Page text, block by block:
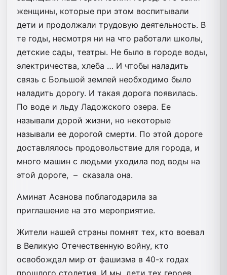
женщины, которые при этом воспитывали
дети и продолжали трудовую деятельность. В
те годы, несмотря ни на что работали школы,
детские сады, театры. Не было в городе воды,
электричества, хлеба … И чтобы наладить
связь с Большой землей необходимо было
наладить дорогу. И такая дорога появилась.
По воде и льду Ладожского озера. Ее
называли дорой жизни, но некоторые
называли ее дорогой смерти. По этой дороге
доставлялось продовольствие для города, и
много машин с людьми уходила под воды на
этой дороге, – сказала она.
Аминат Асанова поблагодарила за
приглашение на это мероприятие.
Жители нашей страны помнят тех, кто воевал
в Великую Отечественную войну, кто
освобождал мир от фашизма в 40-х годах